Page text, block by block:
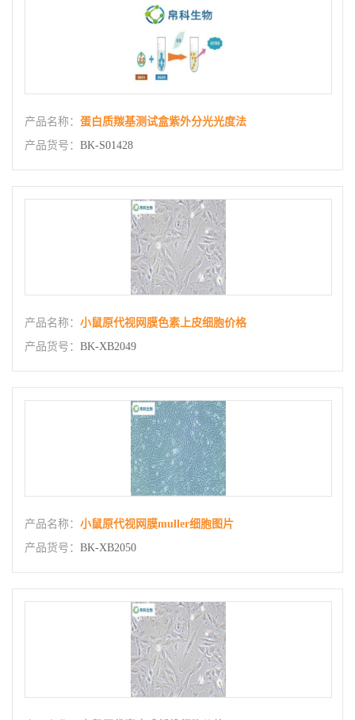
产品名称： 蛋白质羰基测试盒紫外分光光度法
产品货号： BK-S01428
产品名称： 小鼠原代视网膜色素上皮细胞价格
产品货号： BK-XB2049
产品名称： 小鼠原代视网膜muller细胞图片
产品货号： BK-XB2050